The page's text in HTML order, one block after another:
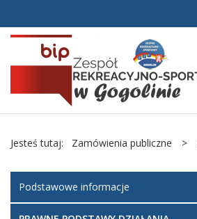
Jesteś tutaj: Zamówienia publiczne >
Podstawowe informacje